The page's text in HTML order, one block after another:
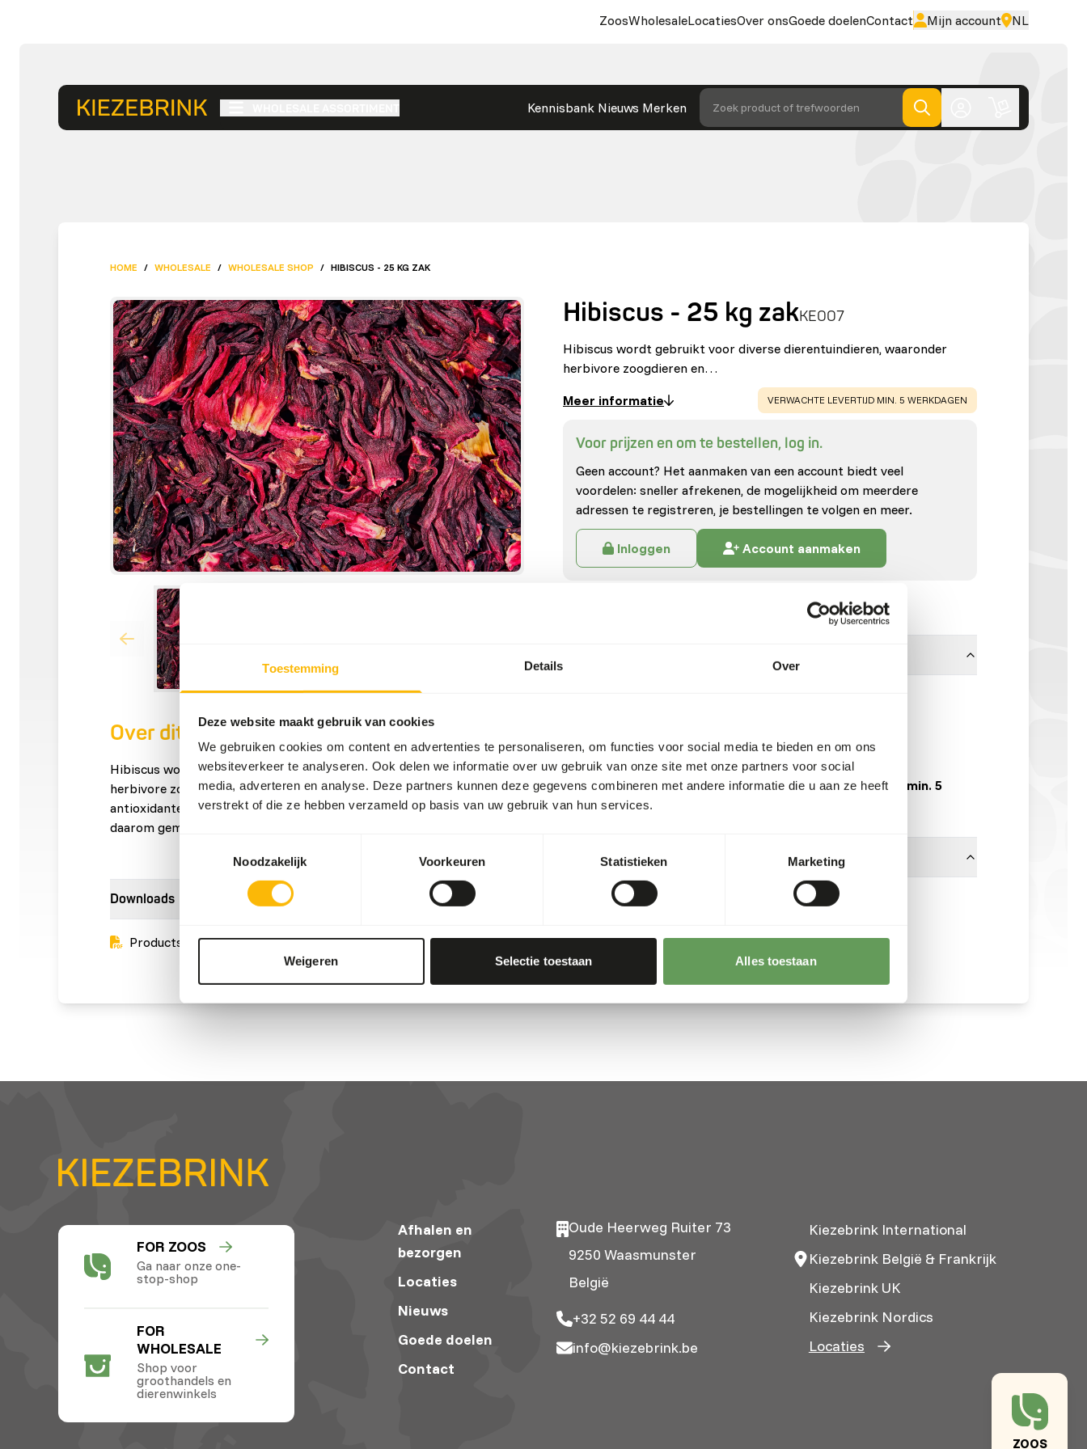
Toestemming Details Over
Deze website maakt gebruik van cookies
We gebruiken cookies om content en advertenties te personaliseren, om functies voor social media te bieden en om ons
websiteverkeer te analyseren. Ook delen we informatie over uw gebruik van onze site met onze partners voor social
media, adverteren en analyse. Deze partners kunnen deze gegevens combineren met andere informatie die u aan ze heeft
verstrekt of die ze hebben verzameld op basis van uw gebruik van hun services.
Noodzakelijk
Voorkeuren Statistieken Marketing
Weigeren Selectie toestaan Alles toestaan
ZoosWholesaleLocatiesOver onsGoede doelenContact Mijn account NL
Kennisbank Nieuws Merken Zoek product of trefwoorden
ZOOS
HOME / WHOLESALE / WHOLESALE SHOP / HIBISCUS - 25 KG ZAK
Over dit product
Hibiscus wordt gebruikt voor diverse dierentuindieren, waaronder
herbivore zoogdieren en vogels, vanwege het hoge gehalte aan
antioxidanten en voedingsvezels. Het is een gedroogd product en kan
daarom gemakkelijk worden bewaard.
Downloads
Productsheet
Hibiscus - 25 kg zakKE007
Hibiscus wordt gebruikt voor diverse dierentuindieren, waaronder
herbivore zoogdieren en…
Meer informatie
WARNING:
VERWACHTE LEVERTIJD MIN. 5 WERKDAGEN
Voor prijzen en om te bestellen, log in.
Geen account? Het aanmaken van een account biedt veel
voordelen: sneller afrekenen, de mogelijkheid om meerdere
adressen te registreren, je bestellingen te volgen en meer.
Inloggen Account aanmaken
Verkoopeenheid
per kg
Voorraadstatus
Verwachte levertijd min. 5
Details
Other Brands
FOR ZOOS
Ga naar onze one-
stop-shop
FOR
WHOLESALE
Shop voor
groothandels en
dierenwinkels
Afhalen en
bezorgen
Locaties
Nieuws
Goede doelen
Contact
Oude Heerweg Ruiter 73
9250 Waasmunster
België
+32 52 69 44 44
info@kiezebrink.be
Kiezebrink International
Kiezebrink België & Frankrijk
Kiezebrink UK
Kiezebrink Nordics
Locaties